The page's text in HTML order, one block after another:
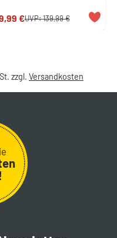
€UVP:139,99 €
zzgl. Versandkosten